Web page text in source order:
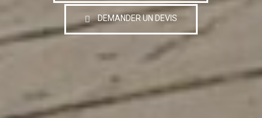
DEMANDER UN DEVIS